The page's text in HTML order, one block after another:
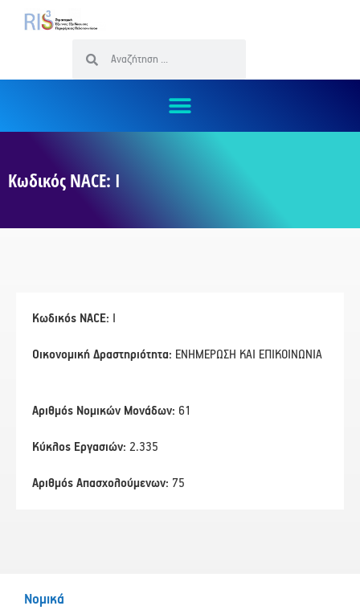
Κωδικός NACE: Ι
Κωδικός NACE:
Οικονομική Δραστηριότητα: ΕΝΗΜΕΡΩΣΗ ΚΑΙ ΕΠΙΚΟΙΝΩΝΙΑ
Αριθμός Νομικών Μονάδων: 61
Κύκλος Εργασιών: 2.335
Αριθμός Απασχολούμενων: 75
Νομικά